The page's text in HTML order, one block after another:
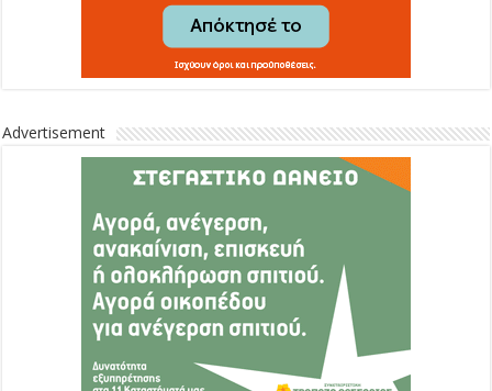
Advertisement